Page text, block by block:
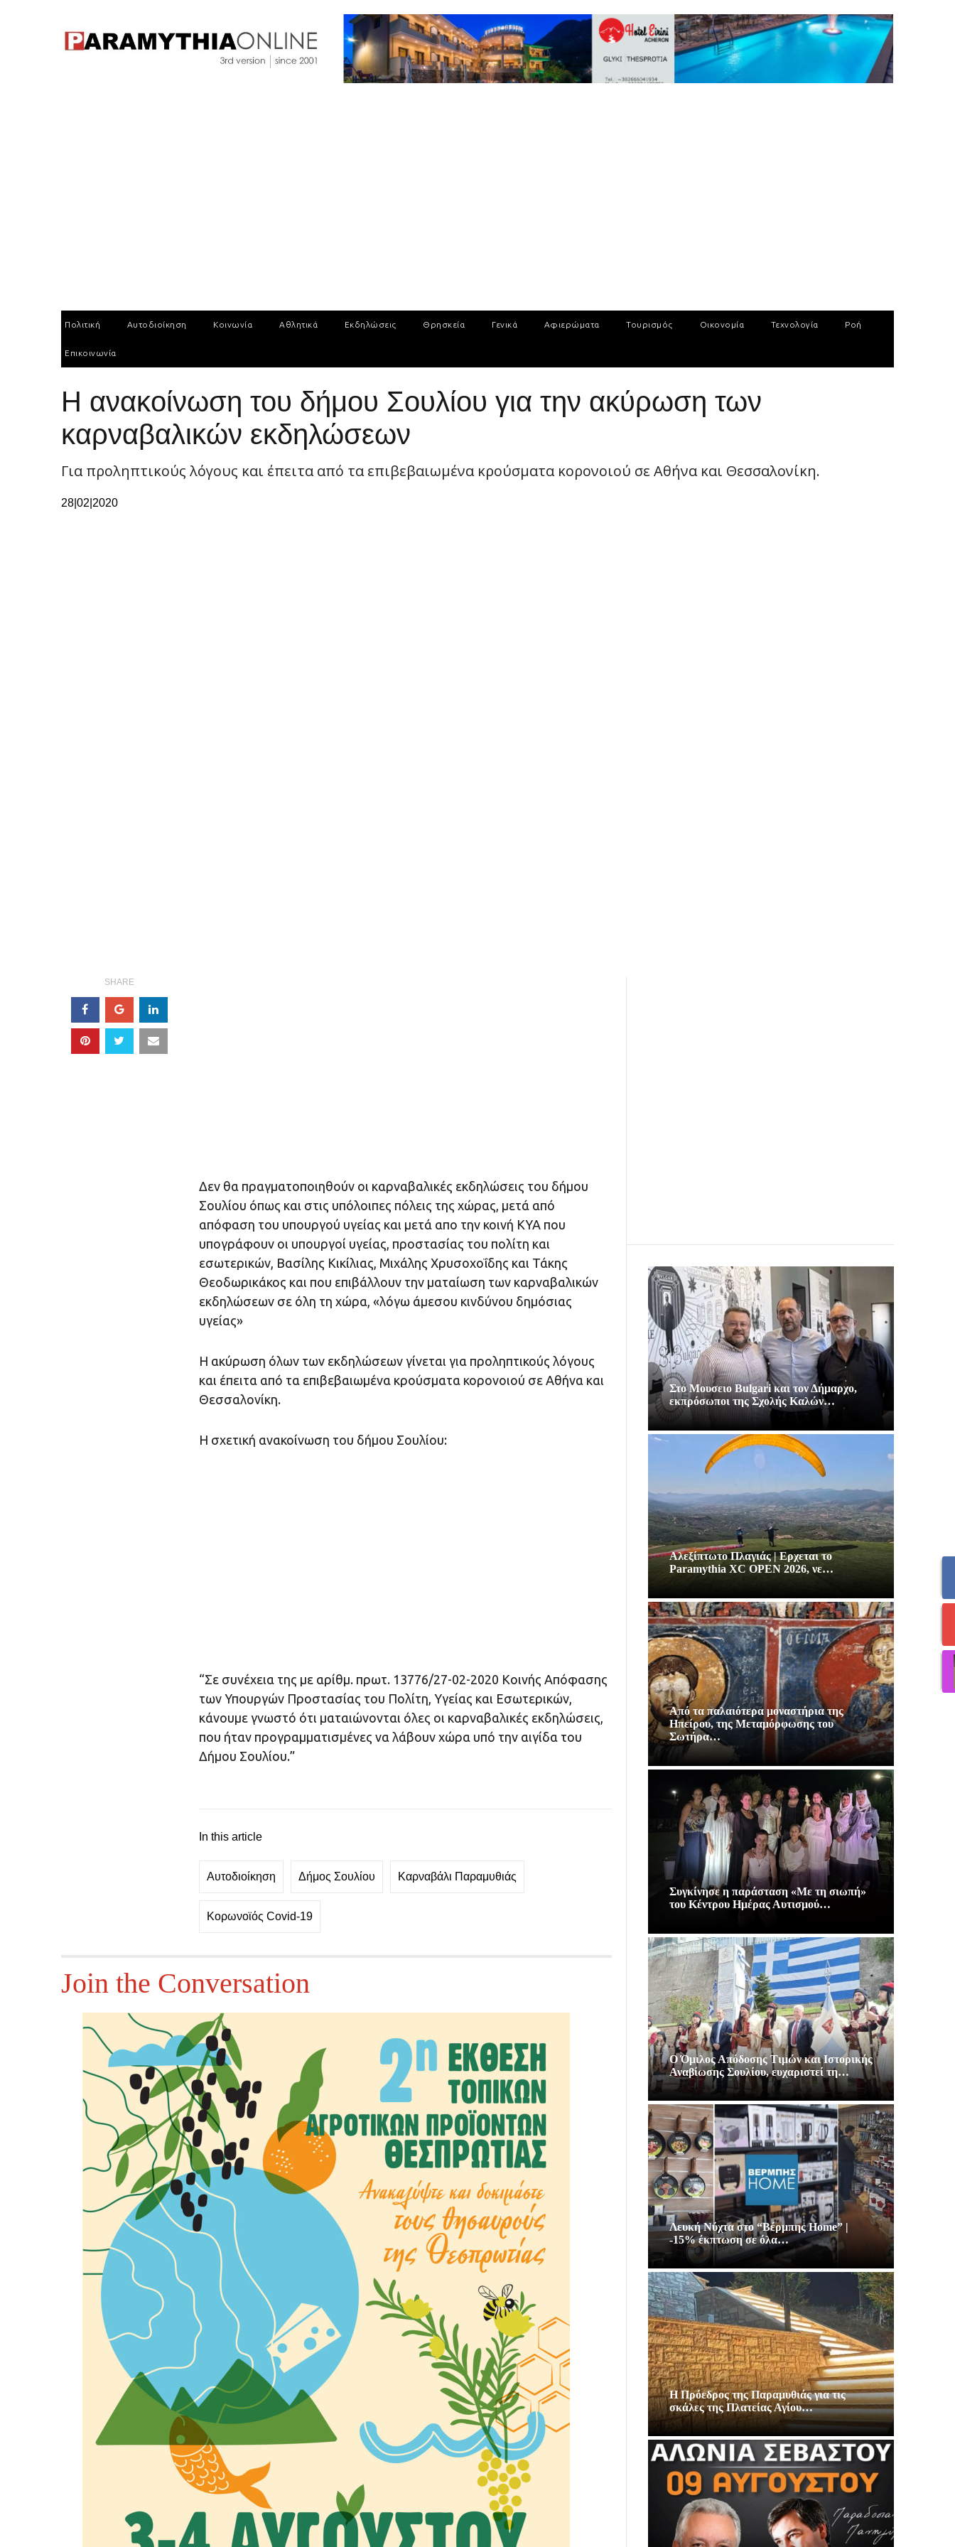
Πολιτική Αυτοδιοίκηση Κοινωνία Αθλητικά Εκδηλώσεις Θρησκεία Γενικά Αφιερώματα Τουρισμός Οικονομία Τεχνολογία Ροή
Επικοινωνία
Η ανακοίνωση του δήμου Σουλίου για την ακύρωση των
καρναβαλικών εκδηλώσεων
Για προληπτικούς λόγους και έπειτα από τα επιβεβαιωμένα κρούσματα κορονοιού σε Αθήνα και Θεσσαλονίκη.
28|02|2020
SHARE
Δεν θα πραγματοποιηθούν οι καρναβαλικές εκδηλώσεις του δήμου
Σουλίου όπως και στις υπόλοιπες πόλεις της χώρας, μετά από
απόφαση του υπουργού υγείας και μετά απο την κοινή ΚΥΑ που
υπογράφουν οι υπουργοί υγείας, προστασίας του πολίτη και
εσωτερικών, Βασίλης Κικίλιας, Μιχάλης Χρυσοχοΐδης και Τάκης
Θεοδωρικάκος και που επιβάλλουν την ματαίωση των καρναβαλικών
εκδηλώσεων σε όλη τη χώρα, «λόγω άμεσου κινδύνου δημόσιας
υγείας»
Η ακύρωση όλων των εκδηλώσεων γίνεται για προληπτικούς λόγους
και έπειτα από τα επιβεβαιωμένα κρούσματα κορονοιού σε Αθήνα και
Θεσσαλονίκη.
Η σχετική ανακοίνωση του δήμου Σουλίου:
“Σε συνέχεια της με αρίθμ. πρωτ. 13776/27-02-2020 Κοινής Απόφασης
των Υπουργών Προστασίας του Πολίτη, Υγείας και Εσωτερικών,
κάνουμε γνωστό ότι ματαιώνονται όλες οι καρναβαλικές εκδηλώσεις,
που ήταν προγραμματισμένες να λάβουν χώρα υπό την αιγίδα του
Δήμου Σουλίου.”
In this article
Αυτοδιοίκηση Δήμος Σουλίου Καρναβάλι Παραμυθιάς
Κορωνοϊός Covid-19
Join the Conversation
Στο Μουσειο Bulgari και τον Δήμαρχο,
εκπρόσωποι της Σχολής Καλών…
Αλεξίπτωτο Πλαγιάς | Ερχεται το
Paramythia XC OPEN 2026, νε…
Από τα παλαιότερα μοναστήρια της
Ηπείρου, της Μεταμόρφωσης του
Σωτήρα…
Συγκίνησε η παράσταση «Με τη σιωπή»
του Κέντρου Ημέρας Αυτισμού…
Ο Όμιλος Απόδοσης Τιμών και Ιστορικής
Αναβίωσης Σουλίου, ευχαριστεί τη…
Λευκή Νύχτα στο “Βέρμπης Home” |
-15% έκπτωση σε όλα…
Η Πρόεδρος της Παραμυθιάς για τις
σκάλες της Πλατείας Αγίου…